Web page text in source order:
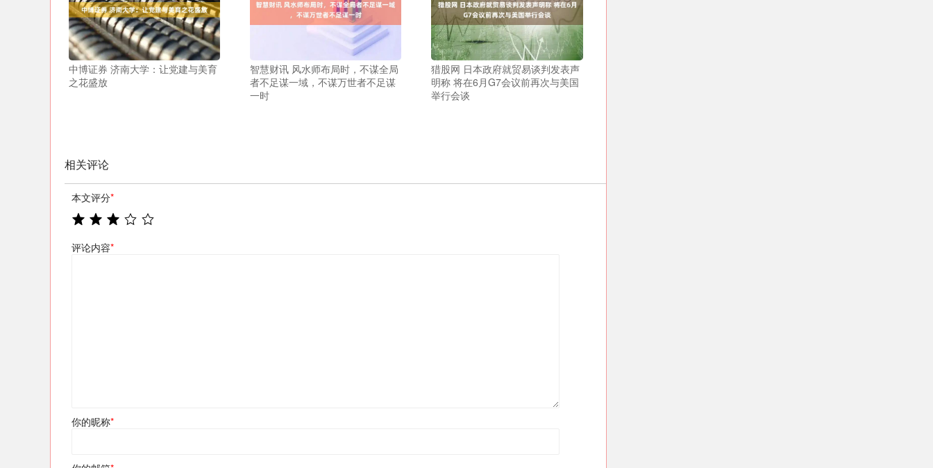
中博证券 济南大学：让党建与美育
之花盛放
智慧财讯 风水师布局时，不谋全局
者不足谋一域，不谋万世者不足谋
一时
猎股网 日本政府就贸易谈判发表声
明称 将在6月G7会议前再次与美国
举行会谈
相关评论
本文评分*
评论内容*
你的昵称*